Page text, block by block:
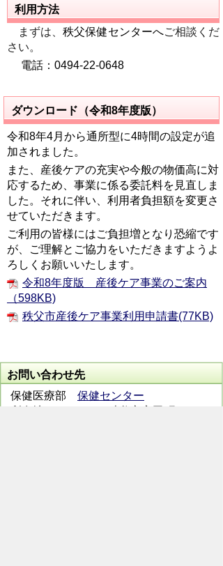
利用方法
まずは、秩父保健センターへご相談くだ
さい。
電話：0494-22-0648
ダウンロード（令和8年度版）
令和8年4月から通所型に4時間の設定が追
加されました。
また、産後ケアの充実や今般の物価高に対
応するため、事業に係る委託料を見直しま
した。それに伴い、利用者負担額を変更さ
せていただきます。
ご利用の皆様にはご負担増となり恐縮です
が、ご理解とご協力をいただきますようよ
ろしくお願いいたします。
令和8年度版 産後ケア事業のご案内
（598KB)
秩父市産後ケア事業利用申請書(77KB)
お問い合わせ先
保健医療部 保健センター